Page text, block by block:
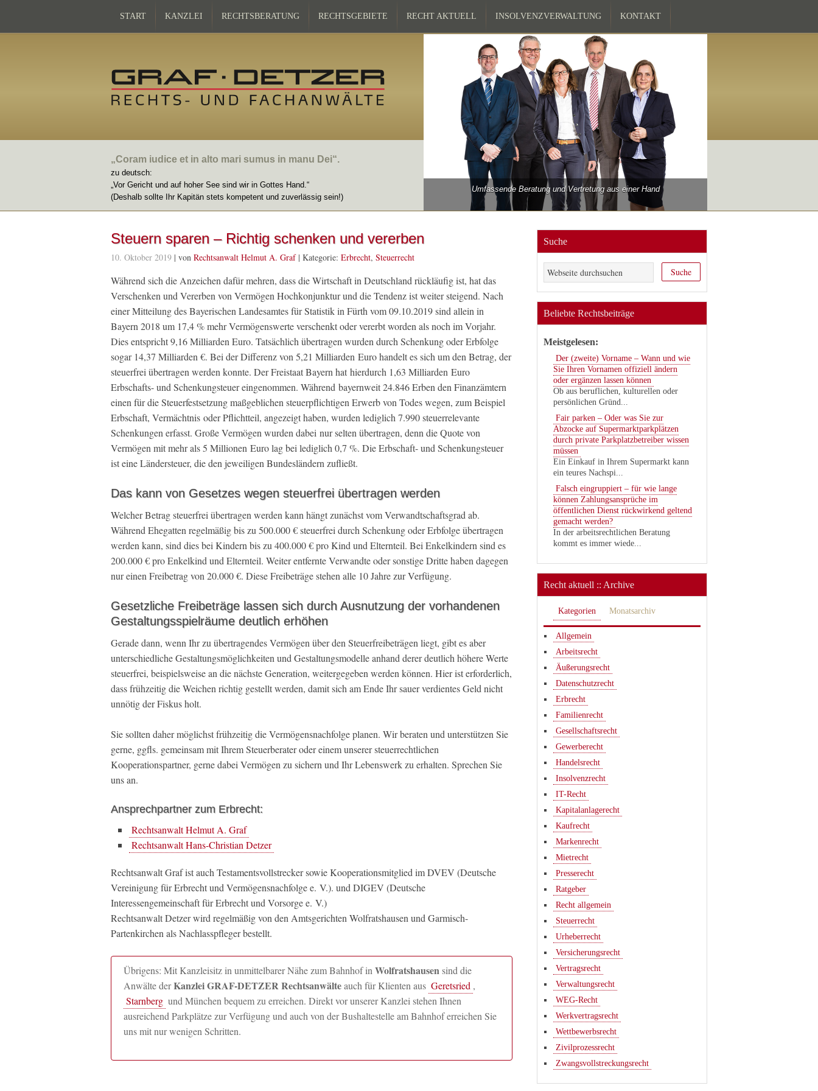
START KANZLEI RECHTSBERATUNG RECHTSGEBIETE RECHT AKTUELL INSOLVENZVERWALTUNG KONTAKT
„Coram iudice et in alto mari sumus in manu Dei“.
zu deutsch:
„Vor Gericht und auf hoher See sind wir in Gottes Hand.“
(Deshalb sollte Ihr Kapitän stets kompetent und zuverlässig sein!)
Umfassende Beratung und Vertretung aus einer Hand
Steuern sparen – Richtig schenken und vererben
10. Oktober 2019 | von Rechtsanwalt Helmut A. Graf| Kategorie: Erbrecht, Steuerrecht
Während sich die Anzeichen dafür mehren, dass die Wirtschaft in Deutschland rückläufig ist, hat das
Verschenken und Vererben von Vermögen Hochkonjunktur und die Tendenz ist weiter steigend. Nach
einer Mitteilung des Bayerischen Landesamtes für Statistik in Fürth vom 09.10.2019 sind allein in
Bayern 2018 um 17,4 % mehr Vermögenswerte verschenkt oder vererbt worden als noch im Vorjahr.
Dies entspricht 9,16 Milliarden Euro. Tatsächlich übertragen wurden durch Schenkung oder Erbfolge
sogar 14,37 Milliarden €. Bei der Differenz von 5,21 Milliarden Euro handelt es sich um den Betrag, der
steuerfrei übertragen werden konnte. Der Freistaat Bayern hat hierdurch 1,63 Milliarden Euro
Erbschafts- und Schenkungsteuer eingenommen. Während bayernweit 24.846 Erben den Finanzämtern
einen für die Steuerfestsetzung maßgeblichen steuerpflichtigen Erwerb von Todes wegen, zum Beispiel
Erbschaft, Vermächtnis oder Pflichtteil, angezeigt haben, wurden lediglich 7.990 steuerrelevante
Schenkungen erfasst. Große Vermögen wurden dabei nur selten übertragen, denn die Quote von
Vermögen mit mehr als 5 Millionen Euro lag bei lediglich 0,7 %. Die Erbschaft- und Schenkungsteuer
ist eine Ländersteuer, die den jeweiligen Bundesländern zufließt.
Das kann von Gesetzes wegen steuerfrei übertragen werden
Welcher Betrag steuerfrei übertragen werden kann hängt zunächst vom Verwandtschaftsgrad ab.
Während Ehegatten regelmäßig bis zu 500.000 € steuerfrei durch Schenkung oder Erbfolge übertragen
werden kann, sind dies bei Kindern bis zu 400.000 € pro Kind und Elternteil. Bei Enkelkindern sind es
200.000 € pro Enkelkind und Elternteil. Weiter entfernte Verwandte oder sonstige Dritte haben dagegen
nur einen Freibetrag von 20.000 €. Diese Freibeträge stehen alle 10 Jahre zur Verfügung.
Gesetzliche Freibeträge lassen sich durch Ausnutzung der vorhandenen
Gestaltungsspielräume deutlich erhöhen
Gerade dann, wenn Ihr zu übertragendes Vermögen über den Steuerfreibeträgen liegt, gibt es aber
unterschiedliche Gestaltungsmöglichkeiten und Gestaltungsmodelle anhand derer deutlich höhere Werte
steuerfrei, beispielsweise an die nächste Generation, weitergegeben werden können. Hier ist erforderlich,
dass frühzeitig die Weichen richtig gestellt werden, damit sich am Ende Ihr sauer verdientes Geld nicht
unnötig der Fiskus holt.
Sie sollten daher möglichst frühzeitig die Vermögensnachfolge planen. Wir beraten und unterstützen Sie
gerne, ggfls. gemeinsam mit Ihrem Steuerberater oder einem unserer steuerrechtlichen
Kooperationspartner, gerne dabei Vermögen zu sichern und Ihr Lebenswerk zu erhalten. Sprechen Sie
uns an.
Ansprechpartner zum Erbrecht:
Rechtsanwalt Helmut A. Graf
Rechtsanwalt Hans-Christian Detzer
Rechtsanwalt Graf ist auch Testamentsvollstrecker sowie Kooperationsmitglied im DVEV (Deutsche
Vereinigung für Erbrecht und Vermögensnachfolge e. V.). und DIGEV (Deutsche
Interessengemeinschaft für Erbrecht und Vorsorge e. V.)
Rechtsanwalt Detzer wird regelmäßig von den Amtsgerichten Wolfratshausen und Garmisch-
Partenkirchen als Nachlasspfleger bestellt.
Übrigens: Mit Kanzleisitz in unmittelbarer Nähe zum Bahnhof in Wolfratshausensind die
Anwälte derKanzlei GRAF-DETZER Rechtsanwälteauch für Klienten aus Geretsried ,
Starnberg und München bequem zu erreichen. Direkt vor unserer Kanzlei stehen Ihnen
ausreichend Parkplätze zur Verfügung und auch von der Bushaltestelle am Bahnhof erreichen Sie
uns mit nur wenigen Schritten.
Suche
Beliebte Rechtsbeiträge
Meistgelesen:
Der (zweite) Vorname – Wann und wie
Sie Ihren Vornamen offiziell ändern
oder ergänzen lassen können
Ob aus beruflichen, kulturellen oder
persönlichen Gründ...
Fair parken – Oder was Sie zur
Abzocke auf Supermarktparkplätzen
durch private Parkplatzbetreiber wissen
müssen
Ein Einkauf in Ihrem Supermarkt kann
ein teures Nachspi...
Falsch eingruppiert – für wie lange
können Zahlungsansprüche im
öffentlichen Dienst rückwirkend geltend
gemacht werden?
In der arbeitsrechtlichen Beratung
kommt es immer wiede...
Recht aktuell :: Archive
Kategorien Monatsarchiv
Allgemein
Arbeitsrecht
Äußerungsrecht
Datenschutzrecht
Erbrecht
Familienrecht
Gesellschaftsrecht
Gewerberecht
Handelsrecht
Insolvenzrecht
IT-Recht
Kapitalanlagerecht
Kaufrecht
Markenrecht
Mietrecht
Presserecht
Ratgeber
Recht allgemein
Steuerrecht
Urheberrecht
Versicherungsrecht
Vertragsrecht
Verwaltungsrecht
WEG-Recht
Werkvertragsrecht
Wettbewerbsrecht
Zivilprozessrecht
Zwangsvollstreckungsrecht